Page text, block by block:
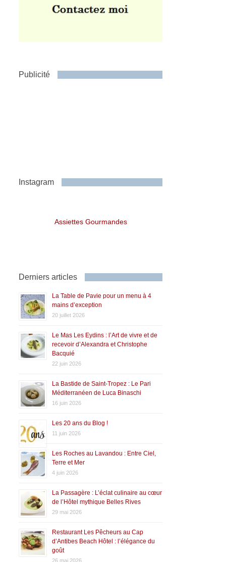
Publicité
Instagram
Assiettes Gourmandes
Derniers articles
La Table de Pavie pour un menu à 4
mains d’exception
20 juillet 2026
Le Mas Les Eydins : l’Art de vivre et de
recevoir d’Alexandra et Christophe
Bacquié
22 juin 2026
La Bastide de Saint-Tropez : Le Pari
Méditerranéen de Luca Binaschi
16 juin 2026
Les 20 ans du Blog !
11 juin 2026
Les Roches au Lavandou : Entre Ciel,
Terre et Mer
4 juin 2026
La Passagère : L’éclat culinaire au cœur
de l’Hôtel mythique Belles Rives
29 mai 2026
Restaurant Les Pêcheurs au Cap
d’Antibes Beach Hôtel : l’élégance du
goût
26 mai 2026